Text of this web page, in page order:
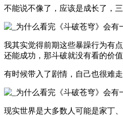
不能说不像了，应该是成长了，
我其实觉得前期这些暴躁行为有
还能成功，那斗破就没有看的价值
有时候带入了剧情，自己也很难
现实世界是大多数人可能是家丁